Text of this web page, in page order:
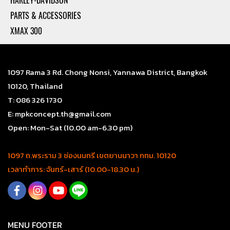
PARTS & ACCESSORIES
XMAX 300
1097 Rama 3 Rd. Chong Nonsi, Yannawa District, Bangkok
10120, Thailand
T: 086 326 1730
E: mpkconcept.th@gmail.com
Open: Mon-Sat (10.00 am-6.30 pm)
1097 ถ.พระราม 3 ช่องนนทรี เขตยานนาวา กทม. 10120
เวลาทำการ: จันทร์-เสาร์ (10.00-18.30 น.)
MENU FOOTER